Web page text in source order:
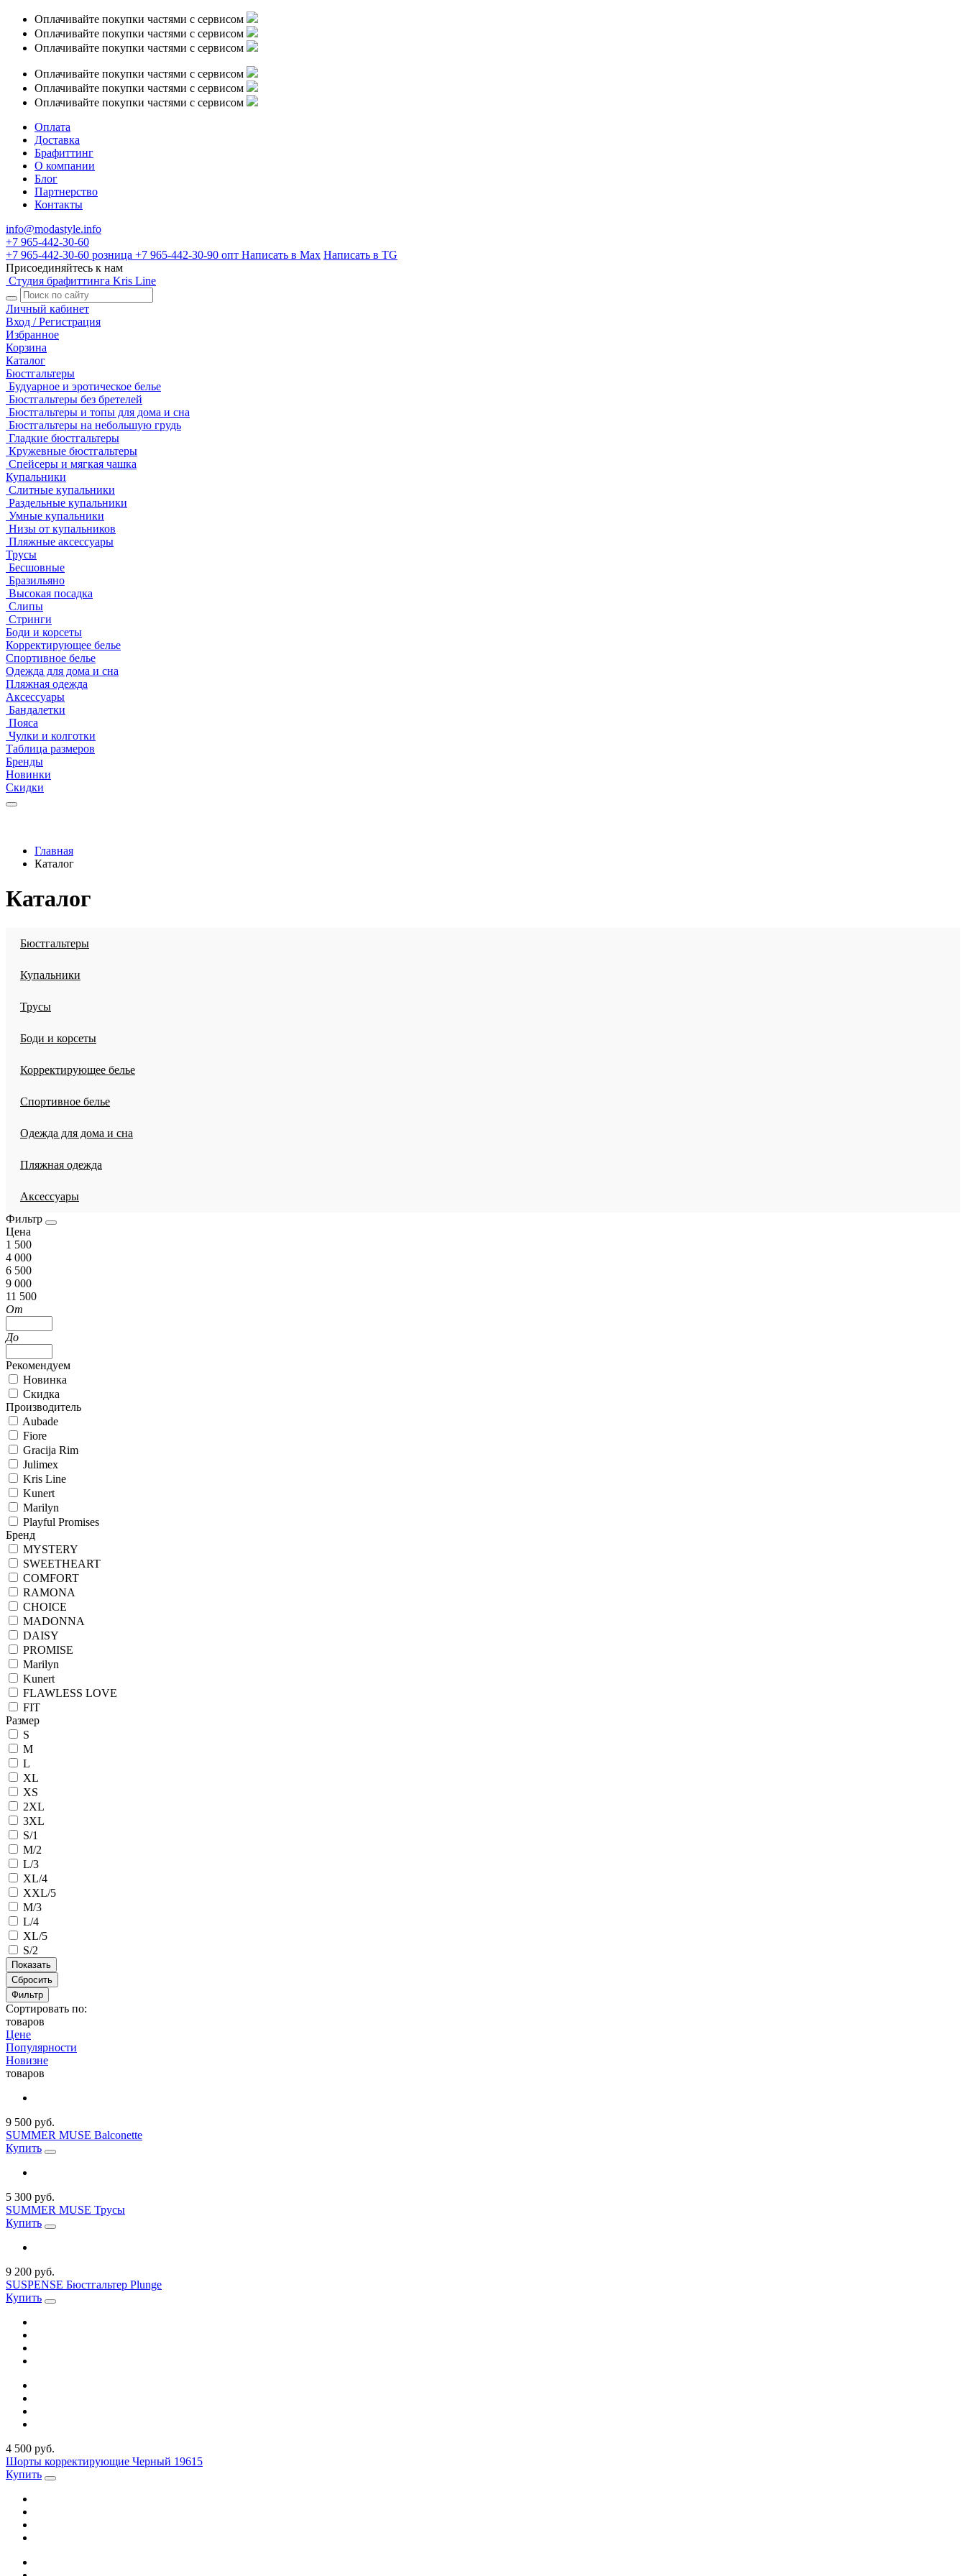
Оплачивайте покупки частями с сервисом
Оплачивайте покупки частями с сервисом
Оплачивайте покупки частями с сервисом
Оплачивайте покупки частями с сервисом
Оплачивайте покупки частями с сервисом
Оплачивайте покупки частями с сервисом
Оплата
Доставка
Брафиттинг
О компании
Блог
Партнерство
Контакты
info@modastyle.info
+7 965-442-30-60
+7 965-442-30-60 розница +7 965-442-30-90 опт Написать в Max Написать в TG
Присоединяйтесь к нам
Студия брафиттинга Kris Line
Личный кабинет
Вход / Регистрация
Избранное
Корзина
Каталог
Бюстгальтеры
Будуарное и эротическое белье
Бюстгальтеры без бретелей
Бюстгальтеры и топы для дома и сна
Бюстгальтеры на небольшую грудь
Гладкие бюстгальтеры
Кружевные бюстгальтеры
Спейсеры и мягкая чашка
Купальники
Слитные купальники
Раздельные купальники
Умные купальники
Низы от купальников
Пляжные аксессуары
Трусы
Бесшовные
Бразильяно
Высокая посадка
Слипы
Стринги
Боди и корсеты
Корректирующее белье
Спортивное белье
Одежда для дома и сна
Пляжная одежда
Аксессуары
Бандалетки
Пояса
Чулки и колготки
Таблица размеров
Бренды
Новинки
Скидки
Главная
Каталог
Каталог
Бюстгальтеры
Купальники
Трусы
Боди и корсеты
Корректирующее белье
Спортивное белье
Одежда для дома и сна
Пляжная одежда
Аксессуары
Фильтр
Цена
1 500
4 000
6 500
9 000
11 500
От
До
Рекомендуем
Новинка
Скидка
Производитель
Aubade
Fiore
Gracija Rim
Julimex
Kris Line
Kunert
Marilyn
Playful Promises
Бренд
MYSTERY
SWEETHEART
COMFORT
RAMONA
CHOICE
MADONNA
DAISY
PROMISE
Marilyn
Kunert
FLAWLESS LOVE
FIT
Размер
S
M
L
XL
XS
2XL
3XL
S/1
M/2
L/3
XL/4
XXL/5
M/3
L/4
XL/5
S/2
Сбросить
Фильтр
Сортировать по:
товаров
Цене
Популярности
Новизне
товаров
9 500 руб.
SUMMER MUSE Balconette
Купить
5 300 руб.
SUMMER MUSE Трусы
Купить
9 200 руб.
SUSPENSE Бюстгальтер Plunge
Купить
4 500 руб.
Шорты корректирующие Черный 19615
Купить